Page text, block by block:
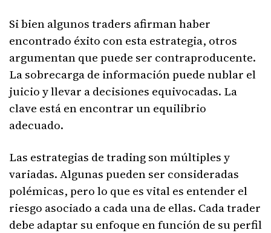
Si bien algunos traders afirman haber
encontrado éxito con esta estrategia, otros
argumentan que puede ser contraproducente.
La sobrecarga de información puede nublar el
juicio y llevar a decisiones equivocadas. La
clave está en encontrar un equilibrio
adecuado.
Las estrategias de trading son múltiples y
variadas. Algunas pueden ser consideradas
polémicas, pero lo que es vital es entender el
riesgo asociado a cada una de ellas. Cada trader
debe adaptar su enfoque en función de su perfil